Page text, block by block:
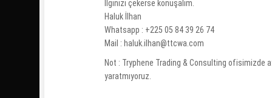
İlginizi çekerse konuşalım.
Haluk İlhan
Whatsapp : +225 05 84 39 26 74
Mail : haluk.ilhan@ttcwa.com
Not : Tryphene Trading & Consulting ofisimizde
yaratmıyoruz.